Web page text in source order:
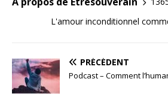
L'amour inconditionnel
PRÉCÉDENT
Podcast – Comment